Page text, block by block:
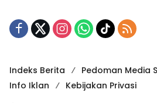
Indeks Berita Pedoman Media
Info Iklan
Kebijakan Privasi